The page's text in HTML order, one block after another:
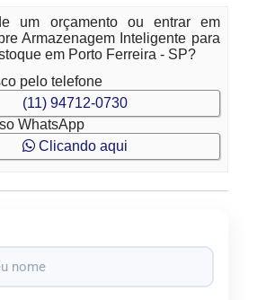
um orçamento ou entrar em
Armazenagem Inteligente para
em Porto Ferreira - SP?
pelo telefone
(11) 94712-0730
WhatsApp
Clicando aqui